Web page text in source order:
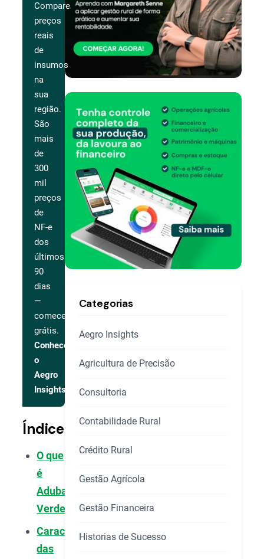
Compare
preços
reais
de
insumos
na
sua
região.
São
mais
de
300
mil
preços
de
NF-e
dos
últimos
90
dias
—
comece
grátis.
Conhecer
o
Aegro
Insights
Índice
O que
é
Adubação
Verde?
Características
das
Categorias
Aegro Insights
Agricultura de Precisão
Consultoria
Contabilidade Rural
Crédito Rural
Gestão Agrícola
Gestão Financeira
Historias de Sucesso